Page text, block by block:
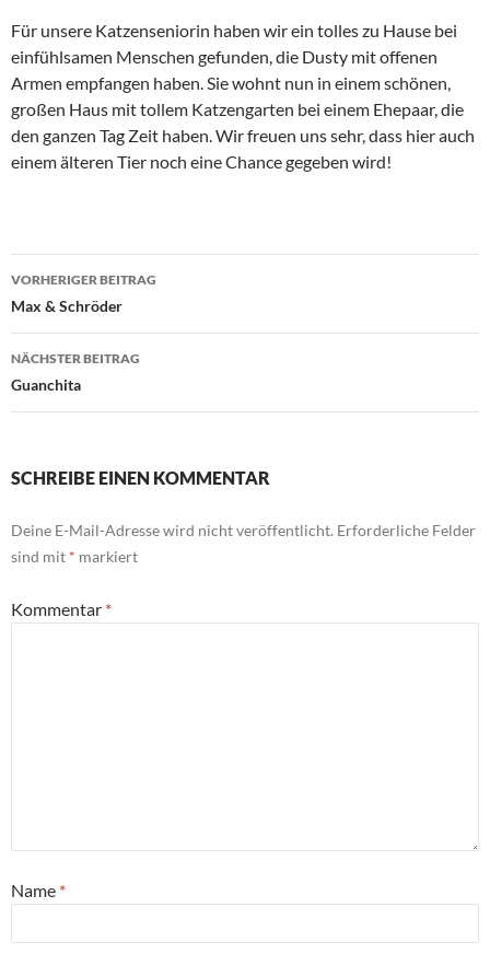
Für unsere Katzenseniorin haben wir ein tolles zu Hause bei
einfühlsamen Menschen gefunden, die Dusty mit offenen
Armen empfangen haben. Sie wohnt nun in einem schönen,
großen Haus mit tollem Katzengarten bei einem Ehepaar, die
den ganzen Tag Zeit haben. Wir freuen uns sehr, dass hier auch
einem älteren Tier noch eine Chance gegeben wird!
Beitragsnavigation
VORHERIGER BEITRAG
Max & Schröder
NÄCHSTER BEITRAG
Guanchita
SCHREIBE EINEN KOMMENTAR
Deine E-Mail-Adresse wird nicht veröffentlicht. Erforderliche Felder
sind mit * markiert
Kommentar *
Name *